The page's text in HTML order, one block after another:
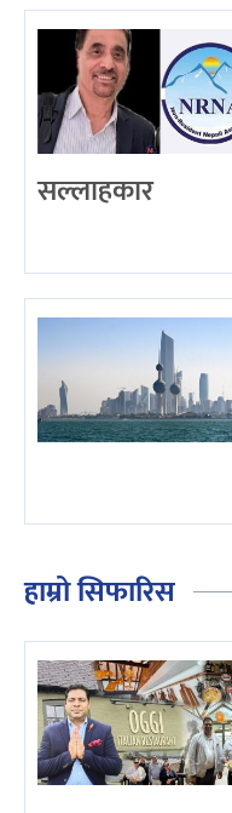
सल्लाहकार
हाम्रो सिफारिस